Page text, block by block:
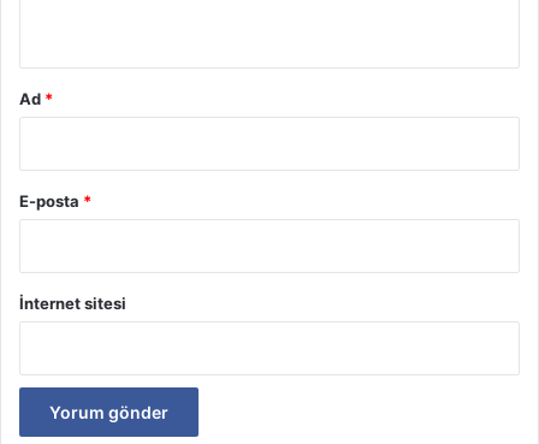
Ad *
E-posta *
İnternet sitesi